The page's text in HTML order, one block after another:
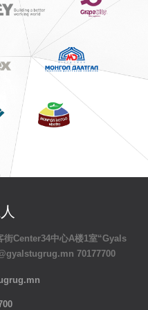
街Center34中心A楼1室“Gyals
70177700